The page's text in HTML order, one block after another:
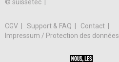
© suissetec |
CGV Support & FAQ
Contact
Impressum / Protection des données